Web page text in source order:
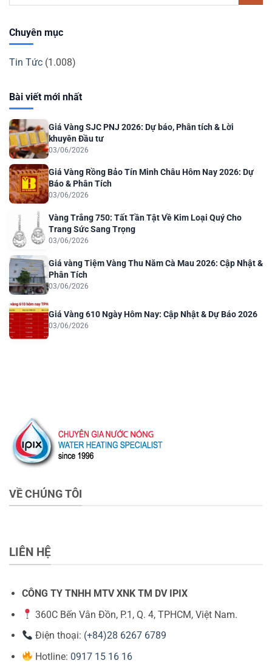
Chuyên mục
Tin Tức (1.008)
Bài viết mới nhất
Giá Vàng SJC PNJ 2026: Dự báo, Phân tích & Lời
khuyên Đầu tư
03/06/2026
Giá Vàng Rồng Bảo Tín Minh Châu Hôm Nay 2026: Dự
Báo & Phân Tích
03/06/2026
Vàng Trắng 750: Tất Tần Tật Về Kim Loại Quý Cho
Trang Sức Sang Trọng
03/06/2026
Giá vàng Tiệm Vàng Thu Năm Cà Mau 2026: Cập Nhật &
Phân Tích
03/06/2026
Giá Vàng 610 Ngày Hôm Nay: Cập Nhật & Dự Báo 2026
03/06/2026
VỀ CHÚNG TÔI
LIÊN HỆ
CÔNG TY TNHH MTV XNK TM DV IPIX
360C Bến Vân Đồn, P.1, Q. 4, TPHCM, Việt Nam.
Điện thoại: (+84)28 6267 6789
Hotline: 0917 15 16 16